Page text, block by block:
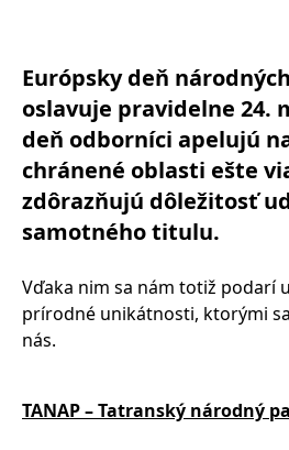
Európsky deň
oslavuje pravidelne 24.
deň odborníci apelujú
chránené oblasti ešte
zdôrazňujú dôležitosť
samotného titulu.
Vďaka nim sa nám totiž podarí
prírodné unikátnosti, ktorými
nás.
TANAP – Tatranský národný